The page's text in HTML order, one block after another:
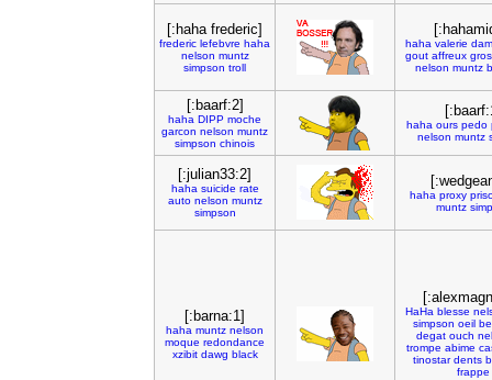
[:haha frederic]
frederic lefebvre haha
nelson muntz
simpson troll
haha valerie
gout affreux
nelson muntz
[:baarf:2]
haha DIPP moche
garcon nelson muntz
simpson chinois
haha ours pedo
nelson muntz
[:julian33:2]
haha suicide rate
auto nelson muntz
simpson
haha proxy
muntz
[:barna:1]
haha muntz nelson
moque redondance
xzibit dawg black
HaHa blesse
simpson oeil
degat ouch
trompe abime
tinostar dents
frappe